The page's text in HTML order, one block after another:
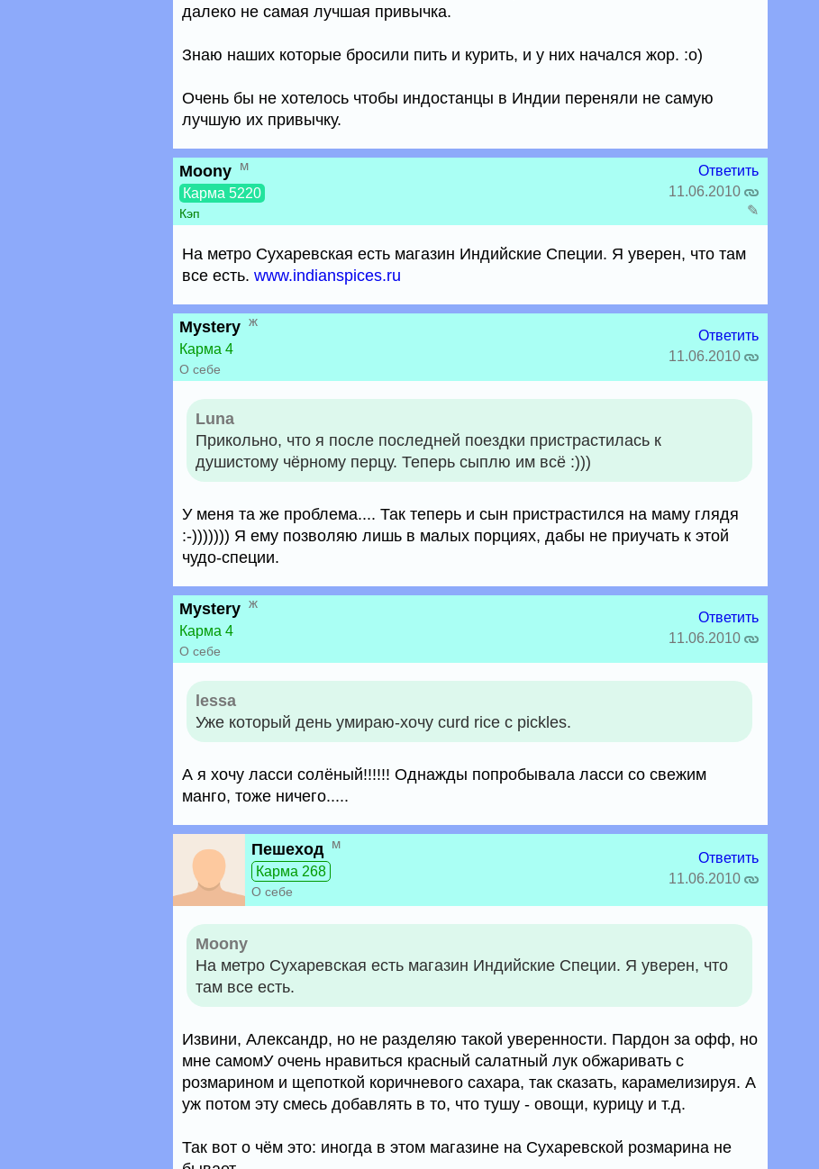
далеко не самая лучшая привычка.
Знаю наших которые бросили пить и курить, и у них начался жор. :о)
Очень бы не хотелось чтобы индостанцы в Индии переняли не самую
лучшую их привычку.
Moony м
Карма 5220
Кэп
Ответить
11.06.2010
✎
На метро Сухаревская есть магазин Индийские Специи. Я уверен, что там
все есть. www.indianspices.ru
Mystery ж
Карма 4
О себе
Ответить
11.06.2010
Luna
Прикольно, что я после последней поездки пристрастилась к
душистому чёрному перцу. Теперь сыплю им всё :)))
У меня та же проблема.... Так теперь и сын пристрастился на маму глядя
:-))))))) Я ему позволяю лишь в малых порциях, дабы не приучать к этой
чудо-специи.
Mystery ж
Карма 4
О себе
Ответить
11.06.2010
lessa
Уже который день умираю-хочу curd rice c pickles.
А я хочу ласси солёный!!!!!! Однажды попробывала ласси со свежим
манго, тоже ничего.....
Пешеход м
Карма 268
О себе
Ответить
11.06.2010
Moony
На метро Сухаревская есть магазин Индийские Специи. Я уверен, что
там все есть.
Извини, Александр, но не разделяю такой уверенности. Пардон за офф, но
мне самомУ очень нравиться красный салатный лук обжаривать с
розмарином и щепоткой коричневого сахара, так сказать, карамелизируя. А
уж потом эту смесь добавлять в то, что тушу - овощи, курицу и т.д.
Так вот о чём это: иногда в этом магазине на Сухаревской розмарина не